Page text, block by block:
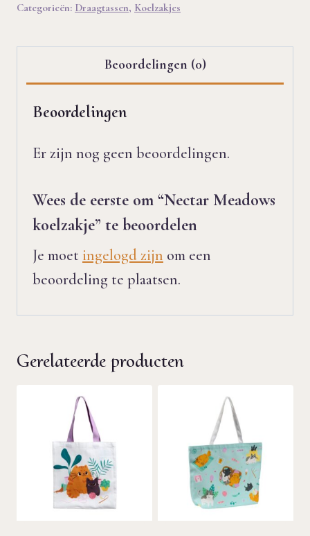
Categorieën: Draagtassen, Koelzakjes
Beoordelingen (0)
Beoordelingen
Er zijn nog geen beoordelingen.
Wees de eerste om “Nectar Meadows
koelzakje” te beoordelen
Je moet ingelogd zijn om een
beoordeling te plaatsen.
Gerelateerde producten